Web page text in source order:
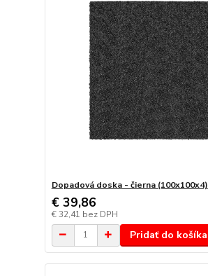
Dopadová doska - čierna (100x100x4)
€ 39,86
€ 32,41 bez DPH
Pridať do košíka